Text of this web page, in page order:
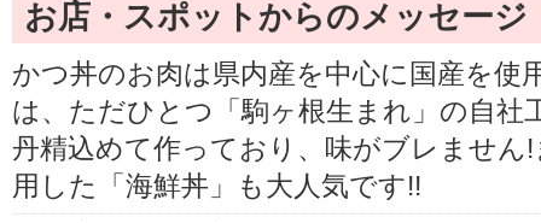
お店・スポットからのメッセージ
かつ丼のお肉は県内産を中心に国産を使
は、ただひとつ「駒ヶ根生まれ」の自社
丹精込めて作っており、味がブレません
用した「海鮮丼」も大人気です!!